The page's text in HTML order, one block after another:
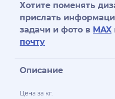
Хотите поменять
прислать
задачи и фото в MAX
почту
Описание
Цена за кг.